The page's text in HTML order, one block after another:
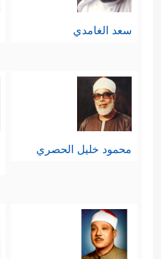
سعد الغامدي
محمود خليل الحصري